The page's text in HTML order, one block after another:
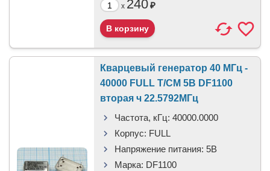
x 240₽
Кварцевый генератор 40 МГц -
40000 FULL T/CM 5В DF1100
вторая ч 22.5792МГц
Частота, кГц: 40000.0000
Корпус: FULL
Напряжение питания: 5В
Марка: DF1100